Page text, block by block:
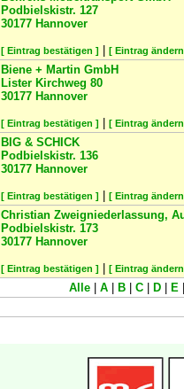
Podbielskistr. 127
30177 Hannover
[ Eintrag bestätigen ] [ Eintrag
Biene + Martin GmbH
Lister Kirchweg 80
30177 Hannover
[ Eintrag bestätigen ] [ Eintrag
BIG & SCHICK
Podbielskistr. 136
30177 Hannover
[ Eintrag bestätigen ] [ Eintrag
Christian Zweigniederlassung,
Podbielskistr. 173
30177 Hannover
[ Eintrag bestätigen ] [ Eintrag
Alle A B C D E